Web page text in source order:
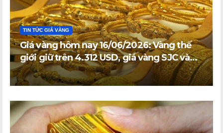
TIN TỨC GIÁ VÀNG
Giá vàng hôm nay 16/06/2026: Vàng thế
giới giữ trên 4.312 USD, giá vàng SJC và
vàng nhẫn trong nước đi ngang